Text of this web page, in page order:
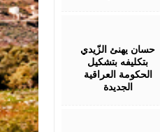
حسان يهنئ الزّيدي
بتكليفه بتشكيل
الحكومة العراقية
الجديدة